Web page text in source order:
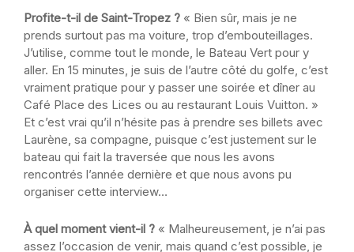
Profite-t-il de Saint-Tropez ? « Bien sûr, mais je ne
prends surtout pas ma voiture, trop d’embouteillages.
J’utilise, comme tout le monde, le Bateau Vert pour y
aller. En 15 minutes, je suis de l’autre côté du golfe, c’est
vraiment pratique pour y passer une soirée et dîner au
Café Place des Lices ou au restaurant Louis Vuitton. »
Et c’est vrai qu’il n’hésite pas à prendre ses billets avec
Laurène, sa compagne, puisque c’est justement sur le
bateau qui fait la traversée que nous les avons
rencontrés l’année dernière et que nous avons pu
organiser cette interview…
À quel moment vient-il ? « Malheureusement, je n’ai pas
assez l’occasion de venir, mais quand c’est possible, je